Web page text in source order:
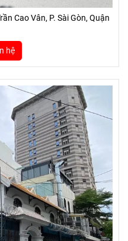
Cao Vân, P. Sài Gòn, Quận
hệ